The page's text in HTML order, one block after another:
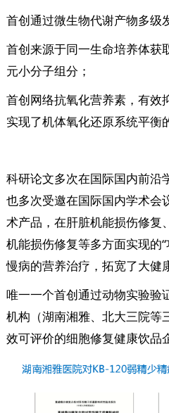
首创通过微生物代谢产物多级
首创来源于同一生命培养体获
元小分子组分；
首创网络抗氧化营养素，有效
实现了机体氧化还原系统平衡
科研论文多次在国际国内前沿
也多次受邀在国际国内学术会
术产品，在肝脏机能损伤修复
机能损伤修复等多方面实现的“
慢病的营养治疗，拓宽了大健
唯一一个首创通过动物实验验
机构（湖南湘雅、北大三院等
效可评价的细胞修复健康饮品